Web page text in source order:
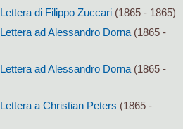
Lettera di Filippo Zuccari (1865 - 1865)
Lettera ad Alessandro Dorna (1865 -
Lettera ad Alessandro Dorna (1865 -
Lettera a Christian Peters (1865 -